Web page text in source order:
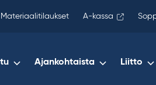
Materiaalitilaukset A-kassa
Ajankohtaista Liitto